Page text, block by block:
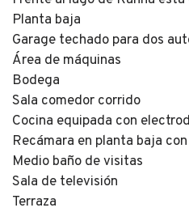
Planta baja
Garage techado para dos
Área de máquinas
Bodega
Sala comedor corrido
Cocina equipada con
Recámara en planta baja
Medio baño de visitas
Sala de televisión
Terraza